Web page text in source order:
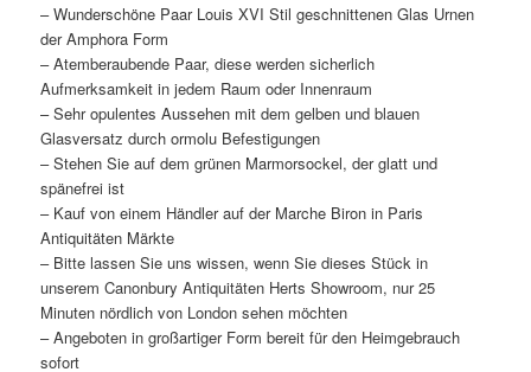
– Wunderschöne Paar Louis XVI Stil geschnittenen Glas Urnen
der Amphora Form
– Atemberaubende Paar, diese werden sicherlich
Aufmerksamkeit in jedem Raum oder Innenraum
– Sehr opulentes Aussehen mit dem gelben und blauen
Glasversatz durch ormolu Befestigungen
– Stehen Sie auf dem grünen Marmorsockel, der glatt und
spänefrei ist
– Kauf von einem Händler auf der Marche Biron in Paris
Antiquitäten Märkte
– Bitte lassen Sie uns wissen, wenn Sie dieses Stück in
unserem Canonbury Antiquitäten Herts Showroom, nur 25
Minuten nördlich von London sehen möchten
– Angeboten in großartiger Form bereit für den Heimgebrauch
sofort